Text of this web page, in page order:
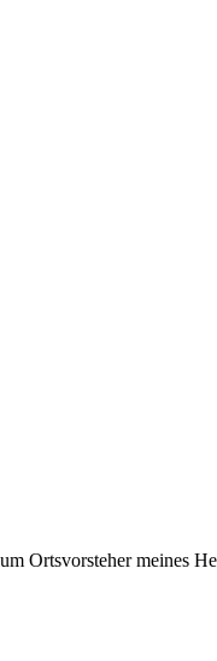
Ortsvorsteher meines